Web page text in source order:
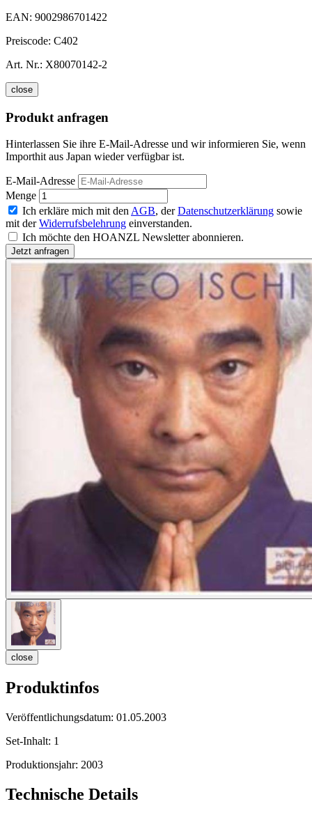
EAN: 9002986701422
Preiscode: C402
Art. Nr.: X80070142-2
close
Produkt anfragen
Hinterlassen Sie ihre E-Mail-Adresse und wir informieren Sie, wenn
Importhit aus Japan wieder verfügbar ist.
E-Mail-Adresse
Menge
Ich erkläre mich mit den AGB, derDatenschutzerklärung sowie
mit derWiderrufsbelehrung einverstanden.
Ich möchte den HOANZL Newsletter abonnieren.
close
Produktinfos
Veröffentlichungsdatum: 01.05.2003
Set-Inhalt: 1
Produktionsjahr: 2003
Technische Details